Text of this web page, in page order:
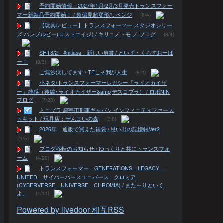
予約開始情報：2027年1月/2月/3月発売トランスフォー
マー新製品予約開始！ / 超偏見超変形/リベンジ
(8/4)
【玩具レビュー】トランスフォーマー スタジオシリー
ズ バンブルビー(ロストエイジ) / キリコノトモ ノ ブログ
(8/4)
SHT8/2 #nitiasa 新しい肩書 / といず・くろすおーば
ー！
(8/3)
ご無沙汰してます / TFこそ我が人生 (8/2)
小ネタ/トランスフォーマーレガシー「ライオカイザ
ー」雑感（後編･ライオカイザー&amp;デスコブラ） / ロボNIN
ブログ
(7/23)
ミニプラ 超宇宙刑事ギャバン インフィニティファース
トキット / 玩具店：ぜんまいの森
(3/6)
2026年 通販で買えた福袋 / 思い出の記憶帳Ver2
(1/5)
ブログ移転のお知らせ / ゆっくりと共にトランスフォ
ーム
(4/20)
トランスフォーマー GENERATIONS LEGACY
UNITED サイバーバースユニバース クロミア
(CYBERVERSE UNIVERSE CHROMIA) / またーりといく
よ。
(4/11)
Powered by livedoor 相互RSS